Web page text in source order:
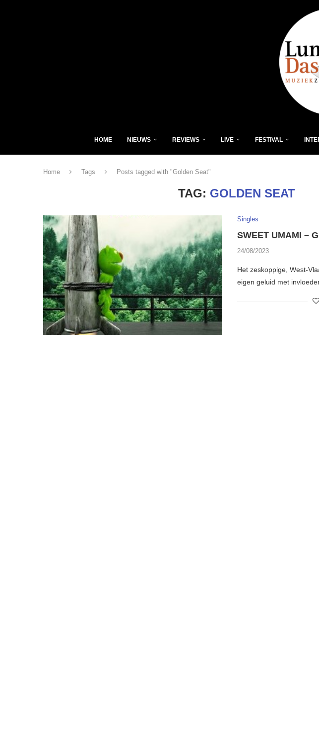
HOME NIEUWS REVIEWS LIVE FESTIVAL
Home Tags Posts tagged with "Golden Seat"
TAG: GOLDEN SEAT
Singles
SWEET UMAMI –
24/08/2023
Het zeskoppige, West-
eigen geluid met